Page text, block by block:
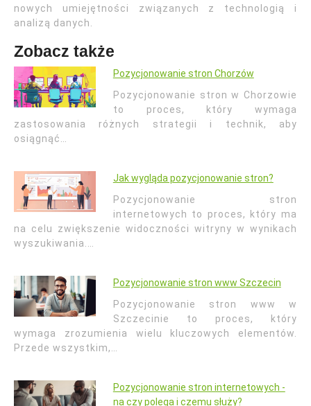
nowych umiejętności związanych z technologią i
analizą danych.
Zobacz także
Pozycjonowanie stron Chorzów
Pozycjonowanie stron w Chorzowie
to proces, który wymaga
zastosowania różnych strategii i technik, aby
osiągnąć…
Jak wygląda pozycjonowanie stron?
Pozycjonowanie stron
internetowych to proces, który ma
na celu zwiększenie widoczności witryny w wynikach
wyszukiwania.…
Pozycjonowanie stron www Szczecin
Pozycjonowanie stron www w
Szczecinie to proces, który
wymaga zrozumienia wielu kluczowych elementów.
Przede wszystkim,…
Pozycjonowanie stron internetowych -
na czy polega i czemu służy?